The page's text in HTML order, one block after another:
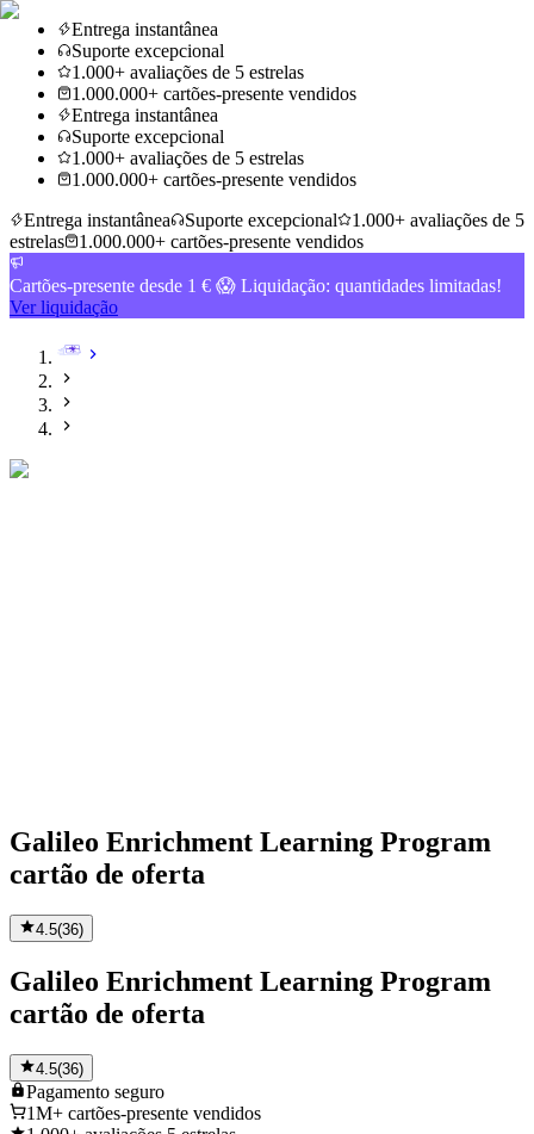
Entrega instantânea
Suporte excepcional
1.000+ avaliações de 5 estrelas
1.000.000+ cartões-presente vendidos
Entrega instantânea
Suporte excepcional
1.000+ avaliações de 5 estrelas
1.000.000+ cartões-presente vendidos
Entrega instantânea
Suporte excepcional
1.000+ avaliações de 5
estrelas
1.000.000+ cartões-presente vendidos
Cartões-presente desde 1 € 😱 Liquidação: quantidades limitadas!
Ver liquidação
Galileo Enrichment Learning Program
cartão de oferta
4.5(36)
Galileo Enrichment Learning Program
cartão de oferta
4.5(36)
Pagamento seguro
1M+ cartões-presente vendidos